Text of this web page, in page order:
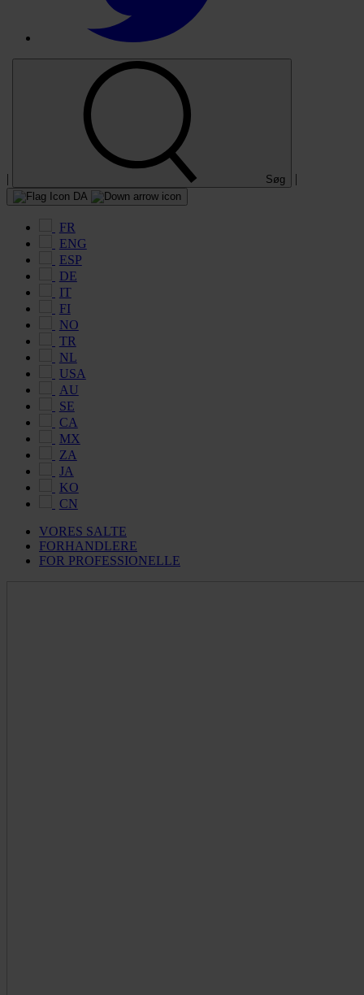
| Søg |
DA
FR
ENG
ESP
DE
IT
FI
NO
TR
NL
USA
AU
SE
CA
MX
ZA
JA
KO
CN
VORES SALTE
FORHANDLERE
FOR PROFESSIONELLE